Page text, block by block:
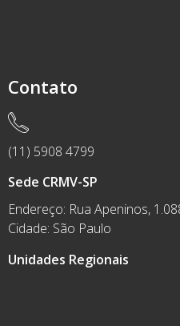
Contato
(11) 5908 4799
Sede CRMV-SP
Endereço: Rua Apeninos,
Cidade: São Paulo
Unidades Regionais